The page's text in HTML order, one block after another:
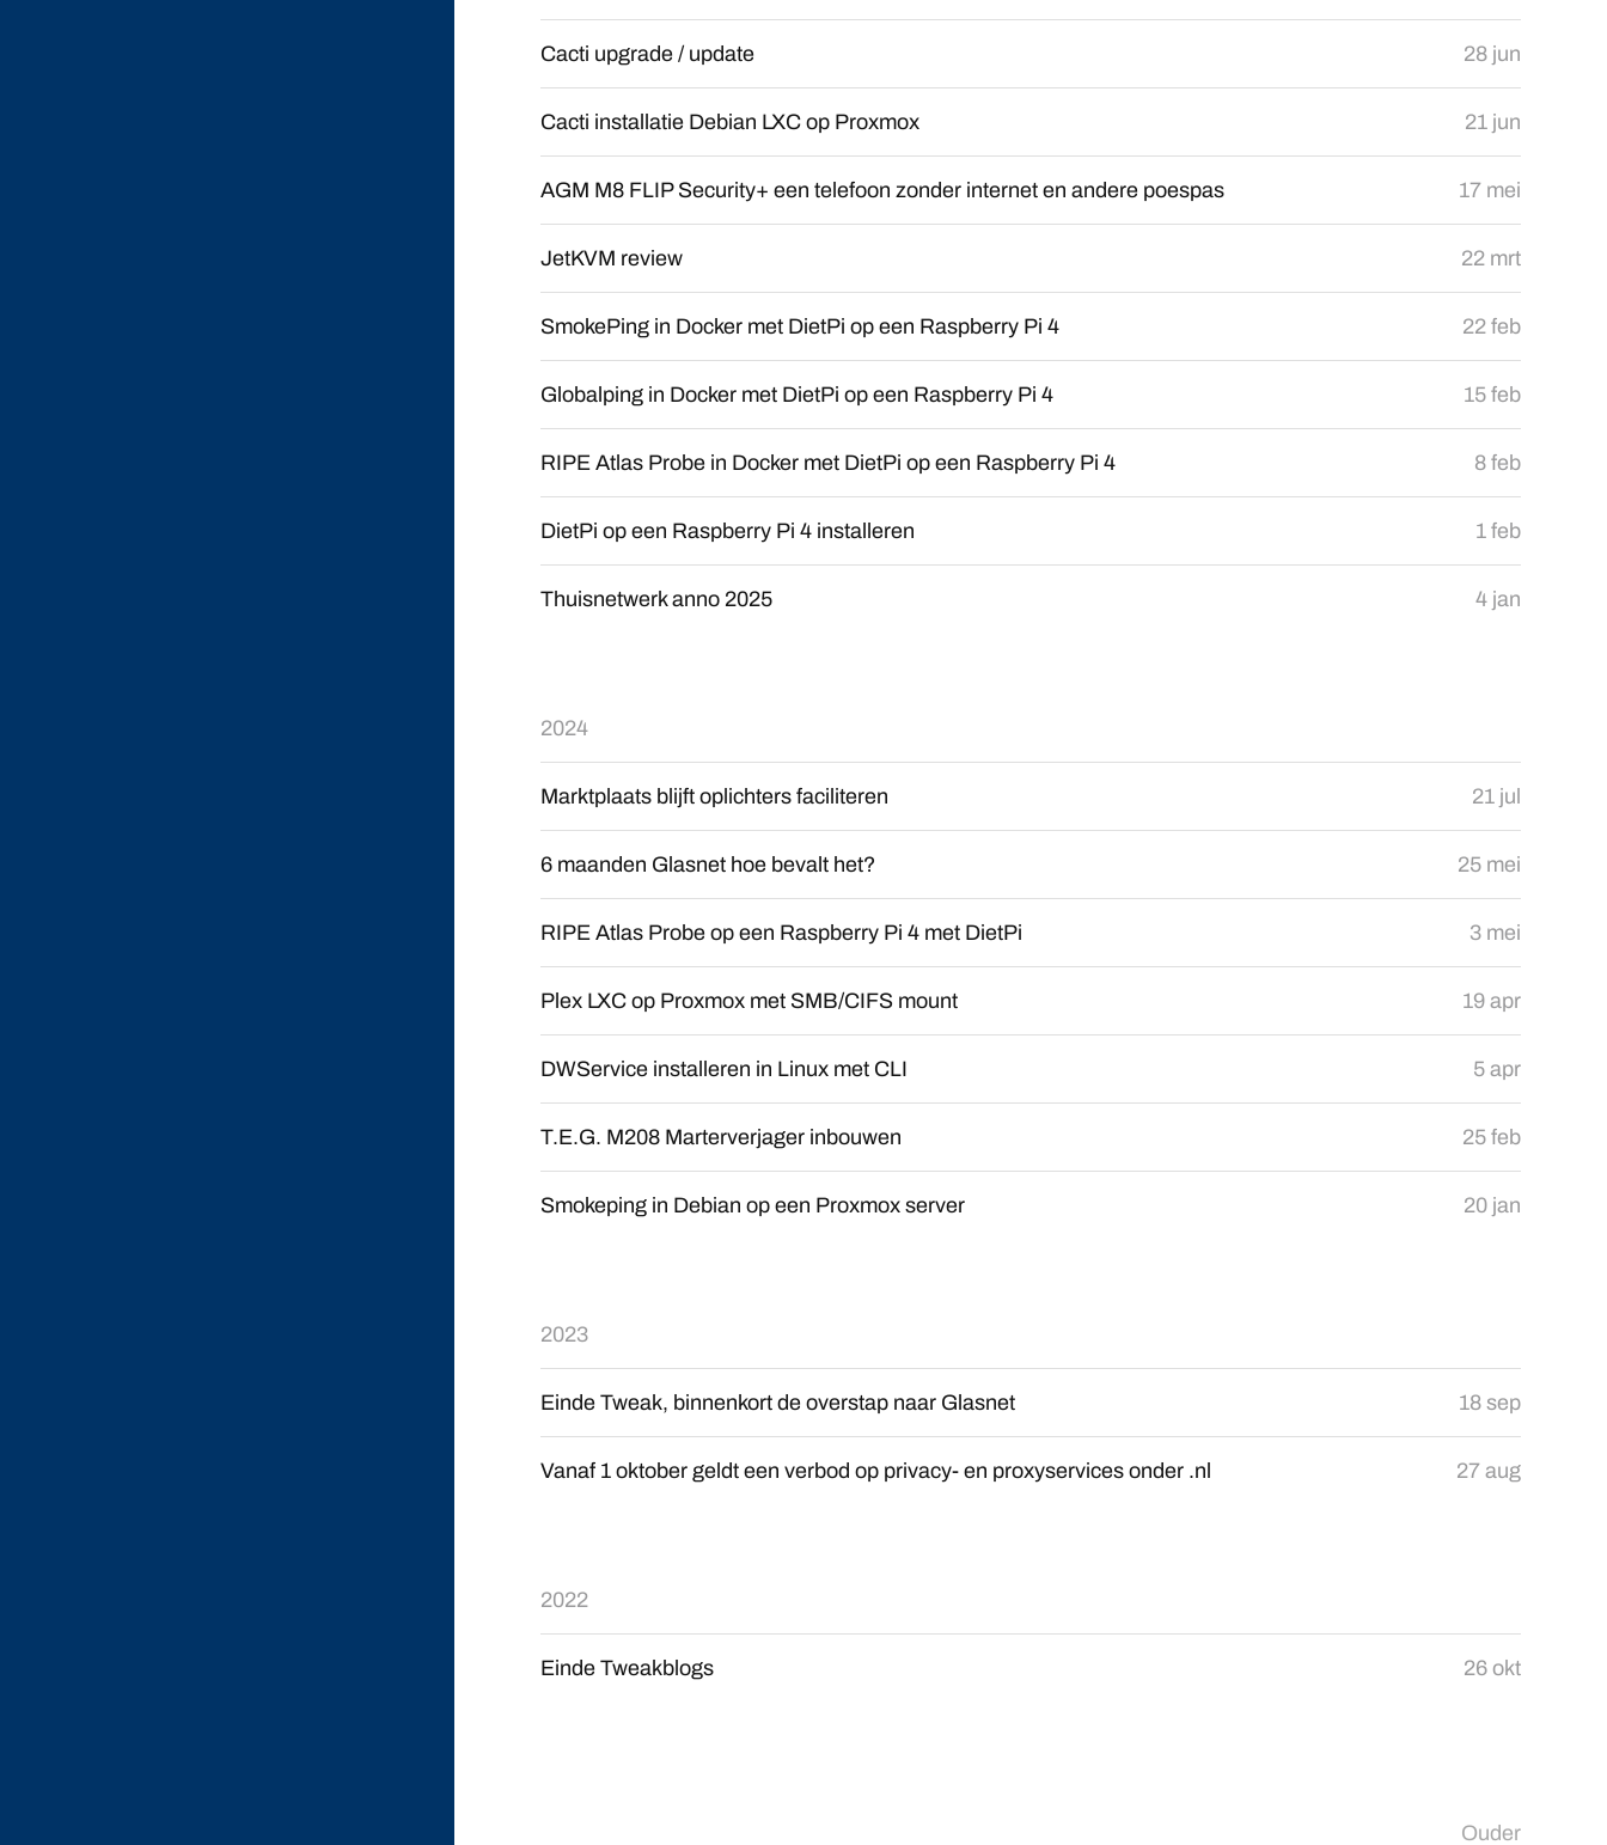
Cacti upgrade / update 28 jun
Cacti installatie Debian LXC op Proxmox 21 jun
AGM M8 FLIP Security+ een telefoon zonder internet en andere poespas 17 mei
JetKVM review 22 mrt
SmokePing in Docker met DietPi op een Raspberry Pi 4 22 feb
Globalping in Docker met DietPi op een Raspberry Pi 4 15 feb
RIPE Atlas Probe in Docker met DietPi op een Raspberry Pi 4 8 feb
DietPi op een Raspberry Pi 4 installeren 1 feb
Thuisnetwerk anno 2025 4 jan
2024
Marktplaats blijft oplichters faciliteren 21 jul
6 maanden Glasnet hoe bevalt het? 25 mei
RIPE Atlas Probe op een Raspberry Pi 4 met DietPi 3 mei
Plex LXC op Proxmox met SMB/CIFS mount 19 apr
DWService installeren in Linux met CLI 5 apr
T.E.G. M208 Marterverjager inbouwen 25 feb
Smokeping in Debian op een Proxmox server 20 jan
2023
Einde Tweak, binnenkort de overstap naar Glasnet 18 sep
Vanaf 1 oktober geldt een verbod op privacy- en proxyservices onder .nl 27 aug
2022
Einde Tweakblogs 26 okt
Ouder